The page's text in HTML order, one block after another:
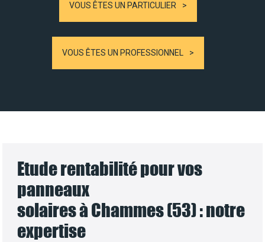
VOUS ÊTES UN PARTICULIER
VOUS ÊTES UN PROFESSIONNEL
Etude rentabilité pour vos
panneaux
solaires à Chammes (53) : notre
expertise